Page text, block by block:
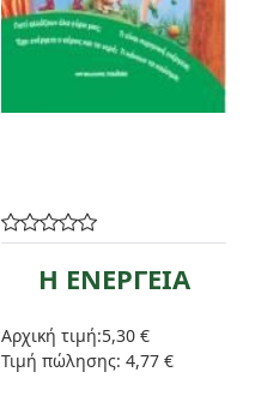
Η ΕΝΕΡΓΕΙΑ
Αρχική τιμή:5,30 €
Τιμή πώλησης: 4,77 €